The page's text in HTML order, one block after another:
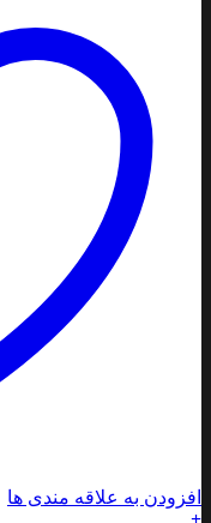
افزودن به علاقه مندی ها